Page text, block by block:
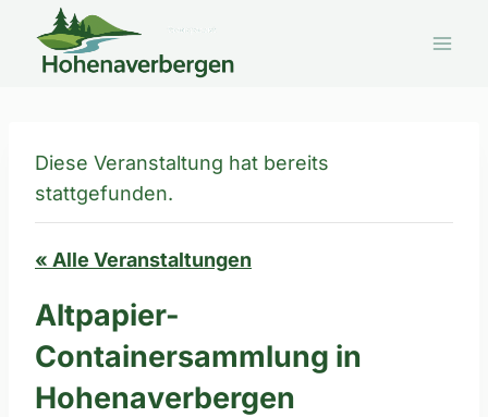
Inhalt
springen
Diese Veranstaltung hat bereits
stattgefunden.
« Alle Veranstaltungen
Altpapier-
Containersammlung in
Hohenaverbergen